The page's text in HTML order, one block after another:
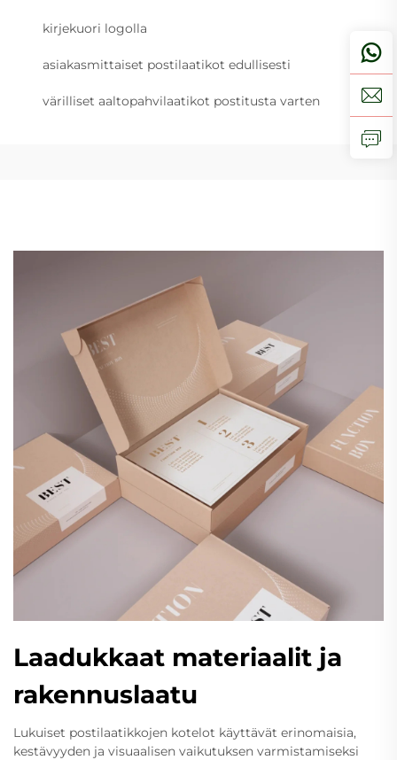
kirjekuori logolla
asiakasmittaiset postilaatikot edullisesti
värilliset aaltopahvilaatikot postitusta varten
Laadukkaat materiaalit ja
rakennuslaatu
Lukuiset postilaatikkojen kotelot käyttävät erinomaisia,
kestävyyden ja visuaalisen vaikutuksen varmistamiseksi